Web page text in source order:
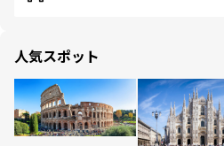
人気スポット